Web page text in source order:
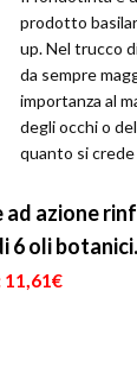
prodotto
up. Nel trucco
da sempre
importanza al
degli occhi o
quanto si crede
soltanto se si...
azione
6 oli botanici.